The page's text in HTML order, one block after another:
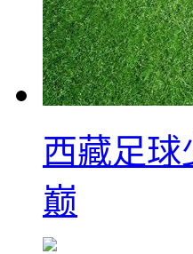
西藏足球
巅